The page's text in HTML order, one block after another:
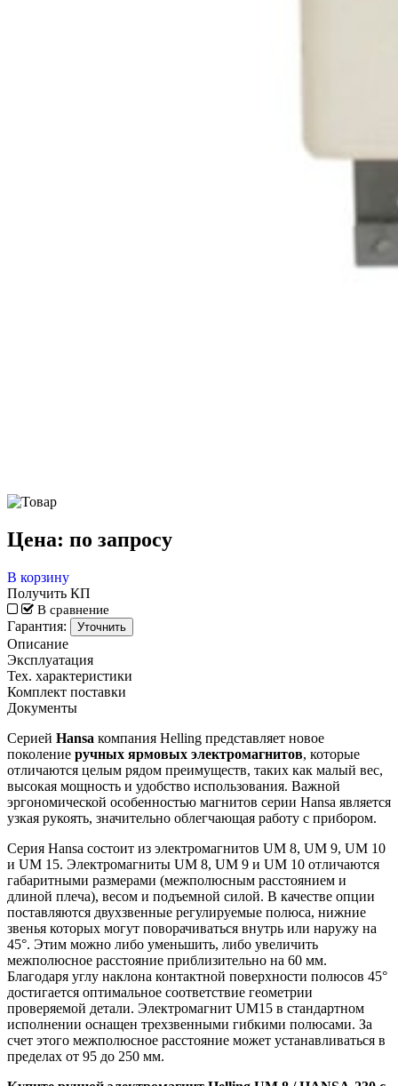
Цена: по запросу
В корзину
Получить КП
В сравнение
Гарантия: Уточнить
Описание
Эксплуатация
Тех. характеристики
Комплект поставки
Документы
Серией Hansa компания Helling представляет новое
поколение ручных ярмовых электромагнитов, которые
отличаются целым рядом преимуществ, таких как малый вес,
высокая мощность и удобство использования. Важной
эргономической особенностью магнитов серии Hansa является
узкая рукоять, значительно облегчающая работу с прибором.
Серия Hansa состоит из электромагнитов UM 8, UM 9, UM 10
и UM 15. Электромагниты UM 8, UM 9 и UM 10 отличаются
габаритными размерами (межполюсным расстоянием и
длиной плеча), весом и подъемной силой. В качестве опции
поставляются двухзвенные регулируемые полюса, нижние
звенья которых могут поворачиваться внутрь или наружу на
45°. Этим можно либо уменьшить, либо увеличить
межполюсное расстояние приблизительно на 60 мм.
Благодаря углу наклона контактной поверхности полюсов 45°
достигается оптимальное соответствие геометрии
проверяемой детали. Электромагнит UM15 в стандартном
исполнении оснащен трехзвенными гибкими полюсами. За
счет этого межполюсное расстояние может устанавливаться в
пределах от 95 до 250 мм.